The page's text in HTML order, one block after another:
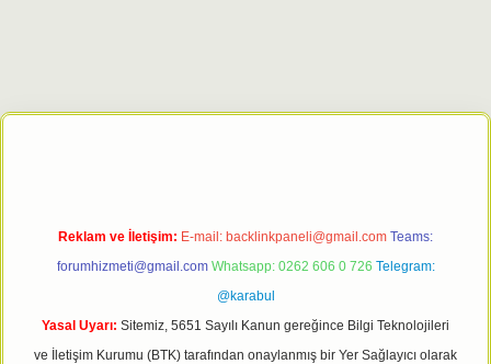
adresitulipbett.net
Reklam ve İletişim: E-mail: backlinkpaneli@gmail.com Teams:
forumhizmeti@gmail.com Whatsapp: 0262 606 0 726 Telegram:
@karabul
Yasal Uyarı: Sitemiz, 5651 Sayılı Kanun gereğince Bilgi Teknolojileri
ve İletişim Kurumu (BTK) tarafından onaylanmış bir Yer Sağlayıcı olarak